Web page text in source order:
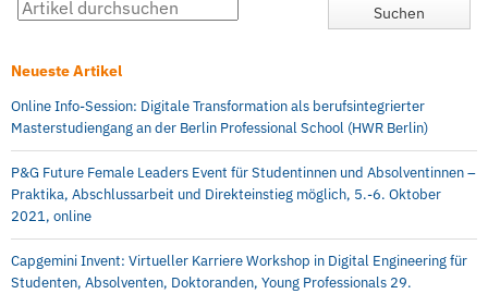
Neueste Artikel
Online Info-Session: Digitale Transformation als berufsintegrierter
Masterstudiengang an der Berlin Professional School (HWR Berlin)
P&G Future Female Leaders Event für Studentinnen und Absolventinnen –
Praktika, Abschlussarbeit und Direkteinstieg möglich, 5.-6. Oktober
2021, online
Capgemini Invent: Virtueller Karriere Workshop in Digital Engineering für
Studenten, Absolventen, Doktoranden, Young Professionals 29.